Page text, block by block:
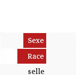
Sexe
Race
selle